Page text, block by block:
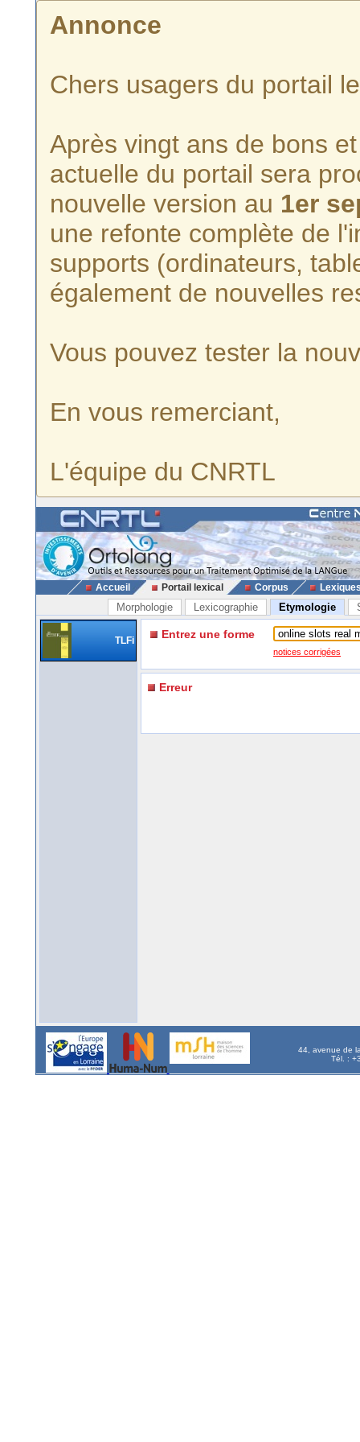
Annonce
Chers usagers du portail
Après vingt ans de bons
actuelle du portail sera
nouvelle version au 1er
une refonte complète de
supports (ordinateurs,
également de nouvelles
Vous pouvez tester la
En vous remerciant,
L'équipe du CNRTL
Accueil Portail lexical Corpus
Morphologie Lexicographie Etymologie
TLFi Entrez une forme
notices corrigées
Erreur
44, avenue de
Tél. :